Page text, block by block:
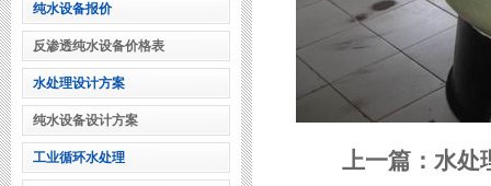
纯水设备报价
反渗透纯水设备价格表
水处理设计方案
纯水设备设计方案
工业循环水处理 上一篇： 水处